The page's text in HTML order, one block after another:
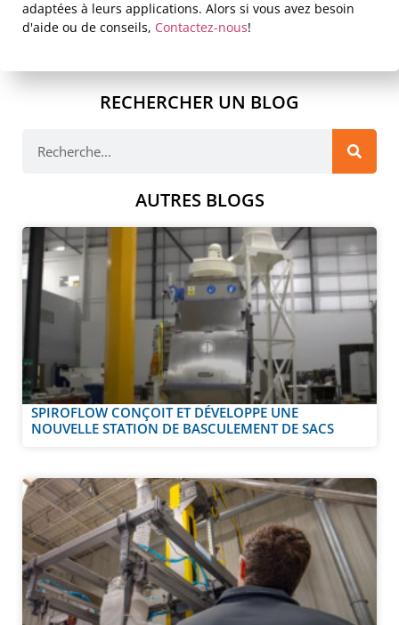
adaptées à leurs applications. Alors si vous avez besoin
d'aide ou de conseils, Contactez-nous!
RECHERCHER UN BLOG
AUTRES BLOGS
SPIROFLOW CONÇOIT ET DÉVELOPPE UNE
NOUVELLE STATION DE BASCULEMENT DE SACS